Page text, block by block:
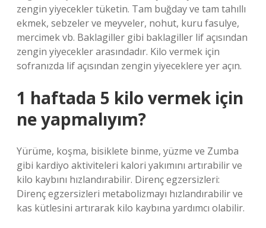
zengin yiyecekler tüketin. Tam buğday ve tam tahıllı
ekmek, sebzeler ve meyveler, nohut, kuru fasulye,
mercimek vb. Baklagiller gibi baklagiller lif açısından
zengin yiyecekler arasındadır. Kilo vermek için
sofranızda lif açısından zengin yiyeceklere yer açın.
1 haftada 5 kilo vermek için
ne yapmalıyım?
Yürüme, koşma, bisiklete binme, yüzme ve Zumba
gibi kardiyo aktiviteleri kalori yakımını artırabilir ve
kilo kaybını hızlandırabilir. Direnç egzersizleri:
Direnç egzersizleri metabolizmayı hızlandırabilir ve
kas kütlesini artırarak kilo kaybına yardımcı olabilir.